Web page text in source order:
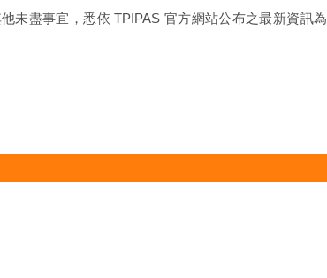
未盡事宜，悉依 TPIPAS 官方網站公布之最新資訊為